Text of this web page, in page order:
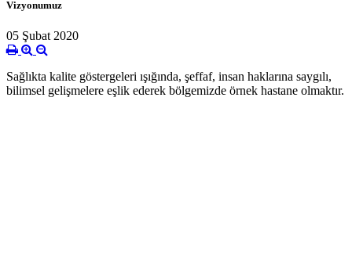
Vizyonumuz
05 Şubat 2020
Sağlıkta kalite göstergeleri ışığında, şeffaf, insan haklarına saygılı,
bilimsel gelişmelere eşlik ederek bölgemizde örnek hastane olmaktır.